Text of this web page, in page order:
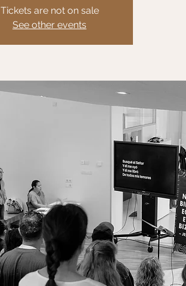
Tickets are not on sale
See other events